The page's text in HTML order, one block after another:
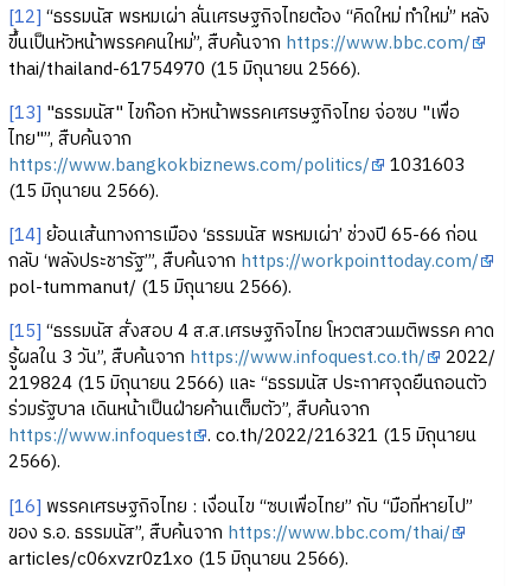
[12] “ธรรมนัส พรหมเผ่า ลั่นเศรษฐกิจไทยต้อง “คิดใหม่ ทำใหม่” หลัง
ขึ้นเป็นหัวหน้าพรรคคนใหม่”, สืบค้นจาก https://www.bbc.com/
thai/thailand-61754970 (15 มิถุนายน 2566).
[13] "ธรรมนัส" ไขก๊อก หัวหน้าพรรคเศรษฐกิจไทย จ่อซบ "เพื่อ
ไทย"”, สืบค้นจาก
https://www.bangkokbiznews.com/politics/
1031603
(15 มิถุนายน 2566).
[14] ย้อนเส้นทางการเมือง ‘ธรรมนัส พรหมเผ่า’ ช่วงปี 65-66 ก่อน
กลับ ‘พลังประชารัฐ’”, สืบค้นจาก https://workpointtoday.com/
pol-tummanut/ (15 มิถุนายน 2566).
[15] “ธรรมนัส สั่งสอบ 4 ส.ส.เศรษฐกิจไทย โหวตสวนมติพรรค คาด
รู้ผลใน 3 วัน”, สืบค้นจาก https://www.infoquest.co.th/
2022/
219824 (15 มิถุนายน 2566) และ “ธรรมนัส ประกาศจุดยืนถอนตัว
ร่วมรัฐบาล เดินหน้าเป็นฝ่ายค้านเต็มตัว”, สืบค้นจาก
https://www.infoquest . co.th/2022/216321 (15 มิถุนายน
2566).
[16] พรรคเศรษฐกิจไทย : เงื่อนไข “ซบเพื่อไทย” กับ “มือที่หายไป”
ของ ร.อ. ธรรมนัส”, สืบค้นจาก https://www.bbc.com/thai/
articles/c06xvzr0z1xo (15 มิถุนายน 2566).